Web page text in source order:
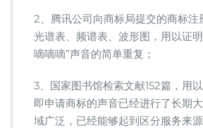
2、腾讯公司向商标局提交的商标注
光谱表、频谱表、波形图，用以证
嘀嘀嘀”声音的简单重复；
3、国家图书馆检索文献152篇，用
即申请商标的声音已经进行了长期
域广泛，已经能够起到区分服务来